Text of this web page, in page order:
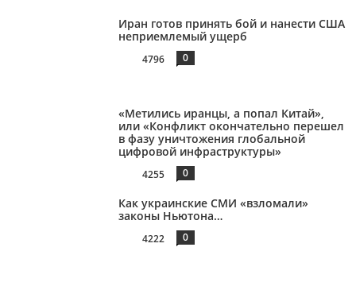
Иран готов принять бой и нанести США
неприемлемый ущерб
4796 0
«Метились иранцы, а попал Китай»,
или «Конфликт окончательно перешел
в фазу уничтожения глобальной
цифровой инфраструктуры»
4255 0
Как украинские СМИ «взломали»
законы Ньютона…
4222 0